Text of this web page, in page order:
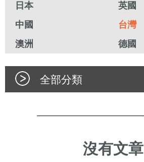
日本
英國
中國
台灣
澳洲
德國
全部分類
沒有文章